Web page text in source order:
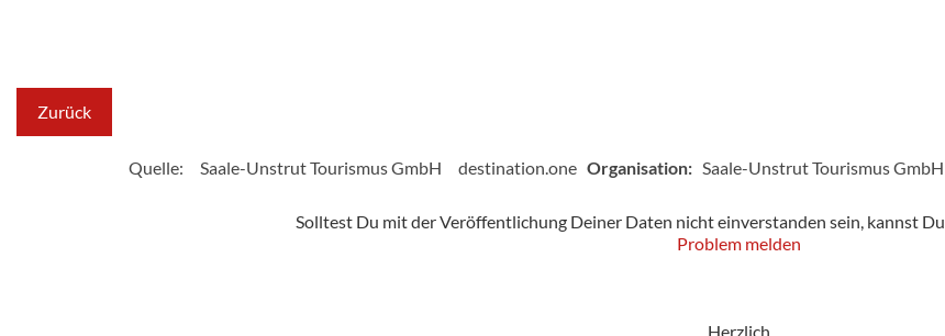
Zurück
Quelle: Saale-Unstrut Tourismus GmbH destination.one Organisation: Saale-Unstrut Tourismus GmbH
Solltest Du mit der Veröffentlichung Deiner Daten nicht einverstanden sein, kannst Du
Problem melden
Herzlich